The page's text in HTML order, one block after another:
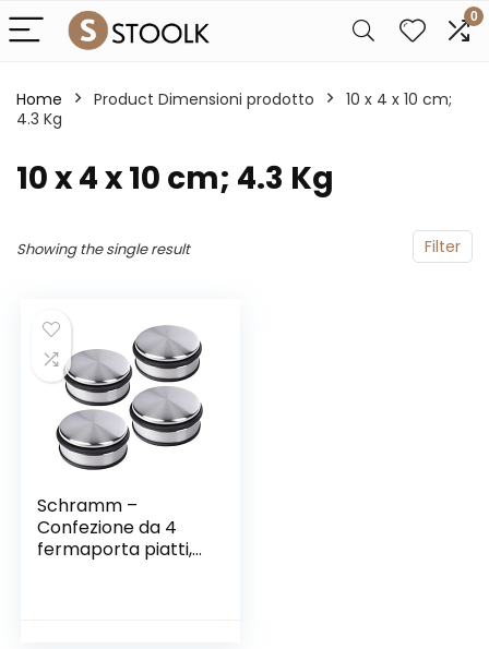
0
Home Product Dimensioni prodotto
‎10 x 4 x 10 cm;
4.3 Kg
‎10 x 4 x 10 cm; 4.3 Kg
Filter
Showing the single result
Schramm –
Confezione da 4
fermaporta piatti,